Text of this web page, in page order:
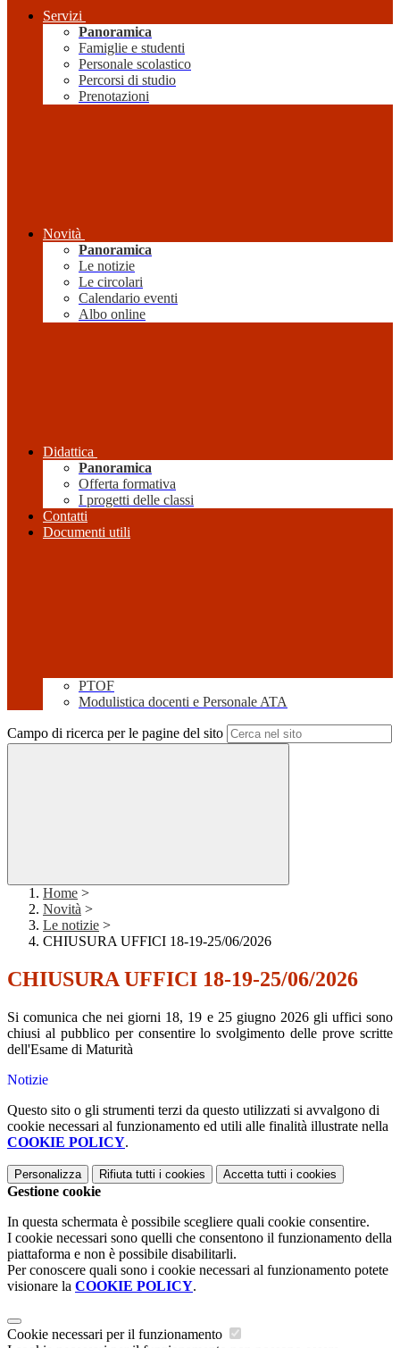
Servizi
Panoramica
Famiglie e studenti
Personale scolastico
Percorsi di studio
Prenotazioni
Novità
Panoramica
Le notizie
Le circolari
Calendario eventi
Albo online
Didattica
Panoramica
Offerta formativa
I progetti delle classi
Contatti
Documenti utili
PTOF
Modulistica docenti e Personale ATA
Campo di ricerca per le pagine del sito
Home >
Novità >
Le notizie >
CHIUSURA UFFICI 18-19-25/06/2026
CHIUSURA UFFICI 18-19-25/06/2026
Si comunica che nei giorni 18, 19 e 25 giugno 2026 gli uffici sono
chiusi al pubblico per consentire lo svolgimento delle prove scritte
dell'Esame di Maturità
Notizie
Questo sito o gli strumenti terzi da questo utilizzati si avvalgono di
cookie necessari al funzionamento ed utili alle finalità illustrate nella
COOKIE POLICY.
Personalizza Rifiuta tutti i cookies Accetta tutti i cookies
Gestione cookie
In questa schermata è possibile scegliere quali cookie consentire.
I cookie necessari sono quelli che consentono il funzionamento della
piattaforma e non è possibile disabilitarli.
Per conoscere quali sono i cookie necessari al funzionamento potete
visionare la COOKIE POLICY.
Cookie necessari per il funzionamento